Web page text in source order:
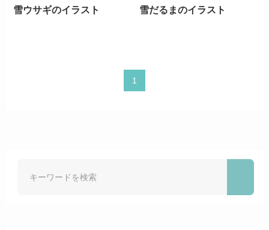
雪ウサギのイラスト 雪だるまのイラスト
1